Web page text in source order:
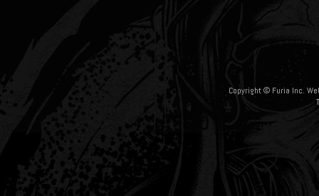
Copyright © Furia Inc.